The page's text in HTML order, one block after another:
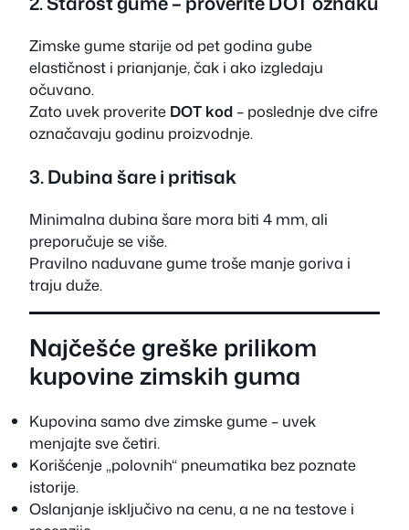
Zimske gume starije od pet godina gube
elastičnost i prianjanje, čak i ako izgledaju
očuvano.
Zato uvek proverite DOT kod– poslednje dve cifre
označavaju godinu proizvodnje.
3. Dubina šare i pritisak
Minimalna dubina šare mora biti 4 mm, ali
preporučuje se više.
Pravilno naduvane gume troše manje goriva i
traju duže.
Najčešće greške prilikom
kupovine zimskih guma
Kupovina samo dve zimske gume – uvek
menjajte sve četiri.
Korišćenje „polovnih“ pneumatika bez poznate
istorije.
Oslanjanje isključivo na cenu, a ne na testove i